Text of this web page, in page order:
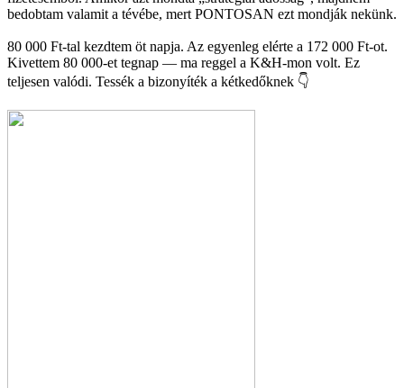
bedobtam valamit a tévébe, mert PONTOSAN ezt mondják nekünk.
80 000 Ft-tal kezdtem öt napja. Az egyenleg elérte a 172 000 Ft-ot.
Kivettem 80 000-et tegnap — ma reggel a K&H-mon volt. Ez
teljesen valódi. Tessék a bizonyíték a kétkedőknek 👇